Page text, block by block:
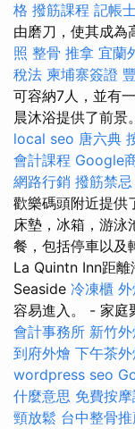
格 撥筋課程 記帳
由磨刀，使其成為
照 整骨 推拿 宜蘭
稅法 柬埔寨簽證
可容納7人，並有
晨沐浴提供了前景
local seo 唐六典
會計課程 Google
網路行銷 撥筋禁忌
歡樂碼頭附近提供
床墊，冰箱，游泳
餐，包括停車以及
La Quintn Inn距
Seaside 冷凍櫃 外
容易進入。 - 家庭
會計事務所 新竹外
到府外燴 下午茶外
wordpress seo
什麼意思 免費按
頸放鬆 台中整骨